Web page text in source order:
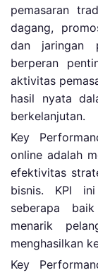
pemasaran
dagang,
dan jaringan
berperan
aktivitas
hasil nyata
berkelanjutan.
Key
online adalah
efektivitas
bisnis. KPI ini
seberapa
menarik
menghasilkan
Key